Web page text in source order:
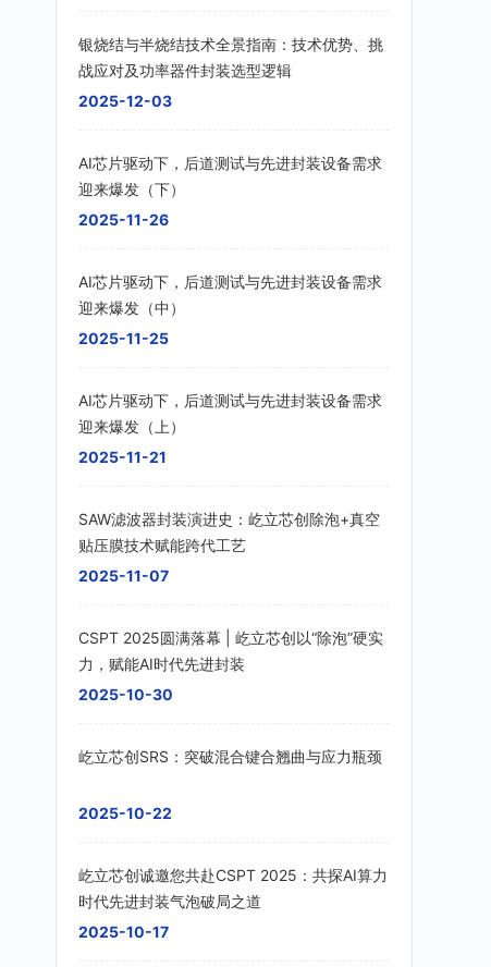
银烧结与半烧结技术全景指南：技术优势、挑
战应对及功率器件封装选型逻辑
2025-12-03
AI芯片驱动下，后道测试与先进封装设备需求
迎来爆发（下）
2025-11-26
AI芯片驱动下，后道测试与先进封装设备需求
迎来爆发（中）
2025-11-25
AI芯片驱动下，后道测试与先进封装设备需求
迎来爆发（上）
2025-11-21
SAW滤波器封装演进史：屹立芯创除泡+真空
贴压膜技术赋能跨代工艺
2025-11-07
CSPT 2025圆满落幕 | 屹立芯创以“除泡”硬实
力，赋能AI时代先进封装
2025-10-30
屹立芯创SRS：突破混合键合翘曲与应力瓶颈
2025-10-22
屹立芯创诚邀您共赴CSPT 2025：共探AI算力
时代先进封装气泡破局之道
2025-10-17